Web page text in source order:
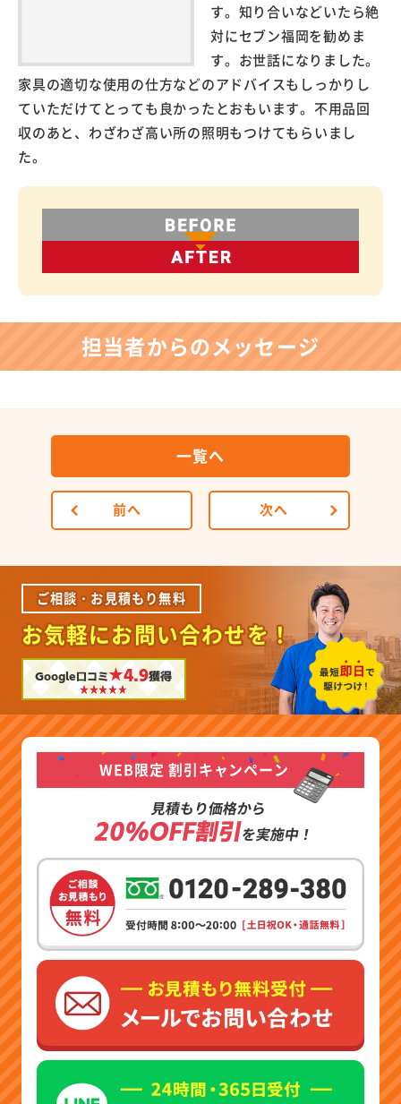
す。知り合いなどいたら絶
対にセブン福岡を勧めま
す。お世話になりました。
家具の適切な使用の仕方などのアドバイスもしっかりし
ていただけてとっても良かったとおもいます。不用品回
収のあと、わざわざ高い所の照明もつけてもらいまし
た。
担当者からのメッセージ
前へ
一覧へ
次へ
ご相談・お見積もり無料
お気軽にお問い合わせを！
Google口コミ★4.9獲得
WEB限定 割引キャンペーン
見積もり価格から
20%OFF割引を実施中！